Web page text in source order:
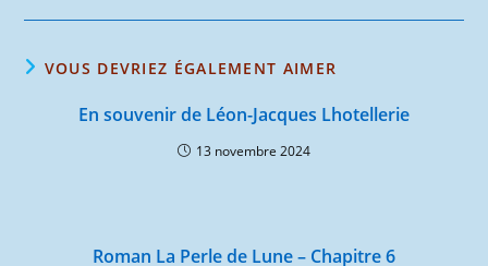
VOUS DEVRIEZ ÉGALEMENT AIMER
En souvenir de Léon-Jacques Lhotellerie
13 novembre 2024
Roman La Perle de Lune – Chapitre 6